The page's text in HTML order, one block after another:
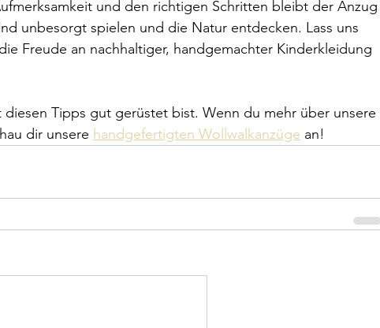
und den richtigen Schritten bleibt der Anzug
unbesorgt spielen und die Natur entdecken. Lass uns
Freude an nachhaltiger, handgemachter Kinderkleidung
Tipps gut gerüstet bist. Wenn du mehr über unsere
dir unsere handgefertigten Wollwalkanzüge an!